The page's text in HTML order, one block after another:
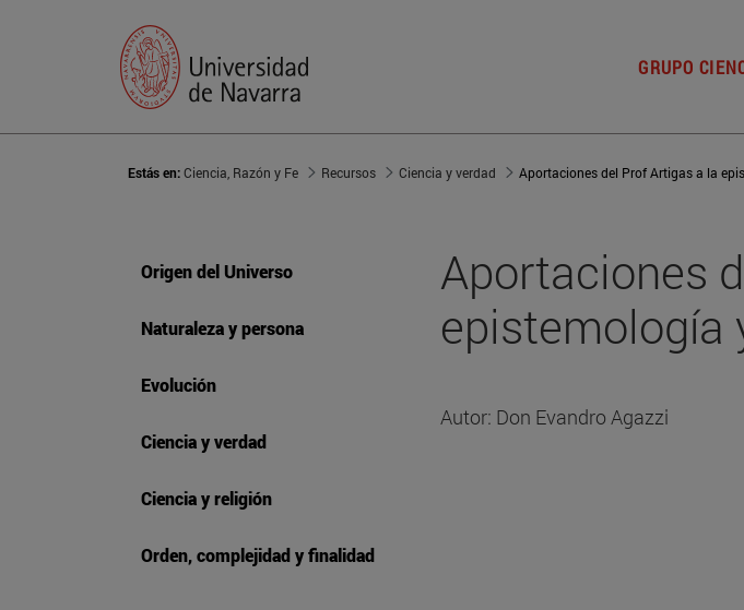
GRUPO
Estás en:Ciencia, Razón y Fe Recursos Ciencia y verdad
Origen del Universo
Naturaleza y persona
Evolución
Ciencia y verdad
Ciencia y religión
Orden, complejidad y finalidad
Aportaciones
epistemología
Autor: Don Evandro Agazzi